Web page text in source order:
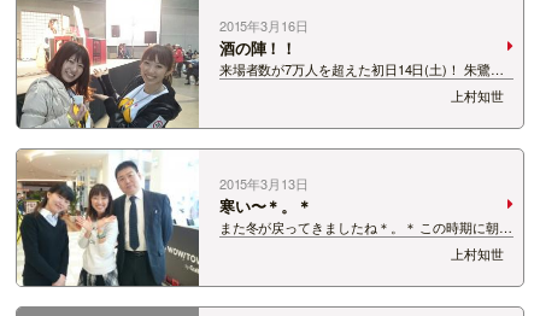
2015年3月16日
酒の陣！！
来場者数が7万人を超えた初日14日(土)！ 朱鷺メ
ッセで開催された【新潟淡麗酒の陣】にわたくし
も出陣★ 浮気可 というセンセーショナルなポス
ターに誘われ、 ８６の蔵元のお酒を飲み比べｗ
みなさん浮気しまくりで楽しんでまし…
上村知世
2015年3月13日
寒い〜＊。＊
また冬が戻ってきましたね＊。＊ この時期に朝起
きて白い世界を見るなんて・・・ 世界はどうなっ
ているんだー！！！！！！ ウィンタースポーツ大
好きな私としてはそんなに嫌でもないんですが、
体調管理が難しいですよねー＊。＊ 今…
上村知世